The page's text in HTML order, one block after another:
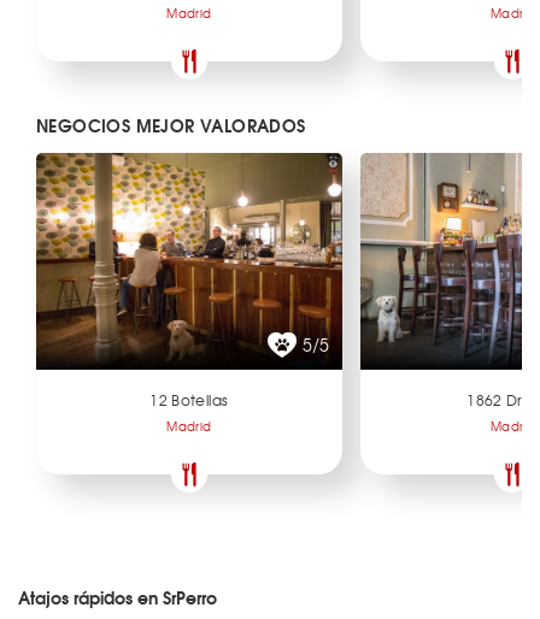
Madrid Madrid
NEGOCIOS MEJOR VALORADOS
5/5
12 Botellas
Madrid
1862 Dry
Madrid
Atajos rápidos en SrPerro